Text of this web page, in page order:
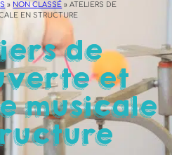
» NON CLASSÉ »ATELIERS DE
EN STRUCTURE
de
et
musicale